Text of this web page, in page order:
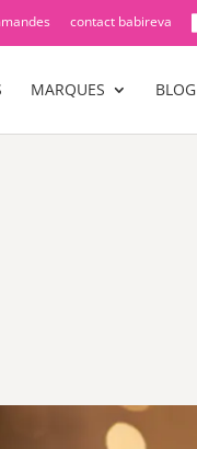
contact babireva
MARQUES BLOG